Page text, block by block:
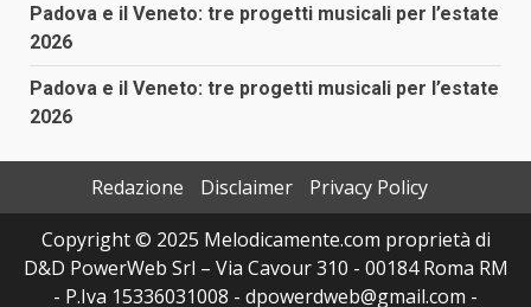
Padova e il Veneto: tre progetti musicali per l’estate
2026
Padova e il Veneto: tre progetti musicali per l’estate
2026
Redazione Disclaimer
Privacy Policy
Copyright © 2025 Melodicamente.com proprietà di
D&D PowerWeb Srl – Via Cavour 310 - 00184 Roma RM
- P.Iva 15336031008 - dpowerdweb@gmail.com -